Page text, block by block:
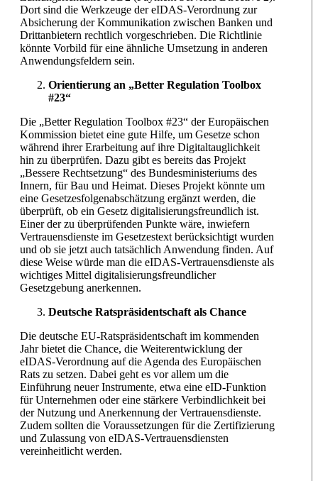
Dort sind die Werkzeuge der eIDAS-Verordnung zur
Absicherung der Kommunikation zwischen Banken und
Drittanbietern rechtlich vorgeschrieben. Die Richtlinie
könnte Vorbild für eine ähnliche Umsetzung in anderen
Anwendungsfeldern sein.
Orientierung an „Better Regulation Toolbox
#23“
Die „Better Regulation Toolbox #23“ der Europäischen
Kommission bietet eine gute Hilfe, um Gesetze schon
während ihrer Erarbeitung auf ihre Digitaltauglichkeit
hin zu überprüfen. Dazu gibt es bereits das Projekt
„Bessere Rechtsetzung“ des Bundesministeriums des
Innern, für Bau und Heimat. Dieses Projekt könnte um
eine Gesetzesfolgenabschätzung ergänzt werden, die
überprüft, ob ein Gesetz digitalisierungsfreundlich ist.
Einer der zu überprüfenden Punkte wäre, inwiefern
Vertrauensdienste im Gesetzestext berücksichtigt wurden
und ob sie jetzt auch tatsächlich Anwendung finden. Auf
diese Weise würde man die eIDAS-Vertrauensdienste als
wichtiges Mittel digitalisierungsfreundlicher
Gesetzgebung anerkennen.
Deutsche Ratspräsidentschaft als Chance
Die deutsche EU-Ratspräsidentschaft im kommenden
Jahr bietet die Chance, die Weiterentwicklung der
eIDAS-Verordnung auf die Agenda des Europäischen
Rats zu setzen. Dabei geht es vor allem um die
Einführung neuer Instrumente, etwa eine eID-Funktion
für Unternehmen oder eine stärkere Verbindlichkeit bei
der Nutzung und Anerkennung der Vertrauensdienste.
Zudem sollten die Voraussetzungen für die Zertifizierung
und Zulassung von eIDAS-Vertrauensdiensten
vereinheitlicht werden.